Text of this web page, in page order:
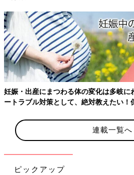
chiiiさんはしまむらでこちらのTシャ
でなく高見えするデザインなんだとか
妊娠・出産にまつわる体の変化は多岐に
ートラブル対策として、絶対教えたい！
連載一覧へ
ピックアップ